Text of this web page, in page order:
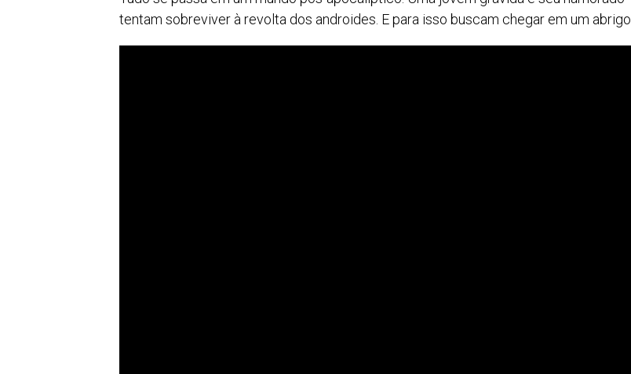
tentam sobreviver à revolta dos androides. E para isso buscam chegar em um abrigo.